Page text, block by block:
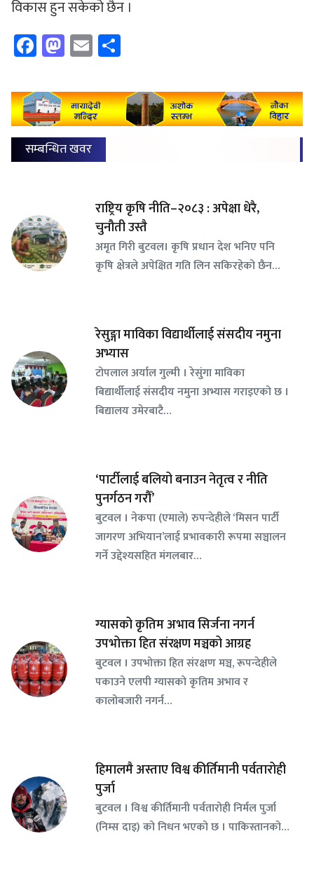
विकास हुन सकेको छैन ।
Facebook
Mastodon
Email
सम्बन्धित खवर
राष्ट्रिय कृषि नीति–२०८३ : अपेक्षा धेरै,
चुनौती उस्तै
अमृत गिरी बुटवल। कृषि प्रधान देश भनिए पनि
कृषि क्षेत्रले अपेक्षित गति लिन सकिरहेको छैन…
रेसुङ्गा माविका विद्यार्थीलाई संसदीय नमुना
अभ्यास
टोपलाल अर्याल गुल्मी । रेसुंगा माविका
बिद्यार्थीलाई संसदीय नमुना अभ्यास गराइएको छ ।
बिद्यालय उमेरबाटै…
‘पार्टीलाई बलियो बनाउन नेतृत्व र नीति
पुनर्गठन गरौँ’
बुटवल । नेकपा (एमाले) रुपन्देहीले ‘मिसन पार्टी
जागरण अभियान’लाई प्रभावकारी रूपमा सञ्चालन
गर्ने उद्देश्यसहित मंगलबार…
ग्यासको कृतिम अभाव सिर्जना नगर्न
उपभोक्ता हित संरक्षण मञ्चको आग्रह
बुटवल । उपभोक्ता हित संरक्षण मञ्च, रूपन्देहीले
पकाउने एलपी ग्यासको कृतिम अभाव र
कालोबजारी नगर्न…
हिमालमै अस्ताए विश्व कीर्तिमानी पर्वतारोही
पुर्जा
बुटवल । विश्व कीर्तिमानी पर्वतारोही निर्मल पुर्जा
(निम्स दाइ) को निधन भएको छ । पाकिस्तानको…